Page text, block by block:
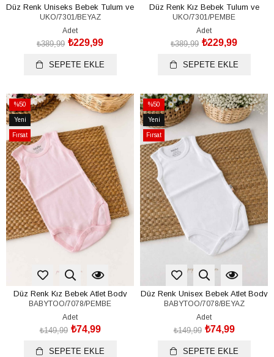
Düz Renk Uniseks Bebek Tulum ve
Şapka Seti (%100 Pamuk)(0-3/3-
6/6-9 Ay)
UKO/7301/BEYAZ
Adet
₺229,99
₺389,99
SEPETE EKLE
Düz Renk Kız Bebek Tulum ve
Şapka Seti (%100 Pamuk)(0-3/3-
6/6-9 Ay)
UKO/7301/PEMBE
Adet
₺229,99
₺389,99
SEPETE EKLE
%50
İndirim
%50İndirim
Yeni
Ürün
Fırsat
Ürünü
Düz Renk Kız Bebek Atlet Body
(%100 Pamuk)(0-1/1-3/3-6/6-9/9-
12/12-18/18-24 Ay)
BABYTOO/7078/PEMBE
Adet
₺74,99
₺149,99
SEPETE EKLE
%50
İndirim
%50İndirim
Yeni
Ürün
Fırsat
Ürünü
Düz Renk Unisex Bebek Atlet Body
(%100 Pamuk)(0-1/1-3/3-6/6-9/9-
12/12-18/18-24 Ay)
BABYTOO/7078/BEYAZ
Adet
₺74,99
₺149,99
SEPETE EKLE